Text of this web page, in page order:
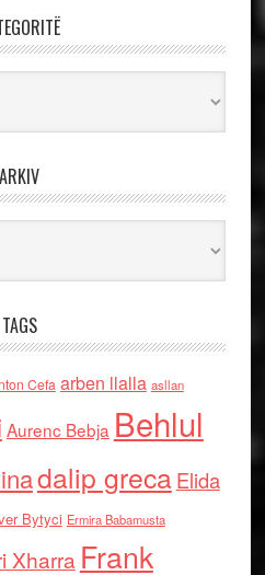
ARKIV
TAGS
Cefa arben llalla asllan
Aurenc Bebja Behlul
dalip grecaElida
Bytyci Ermira Babamusta
Xharra Frank